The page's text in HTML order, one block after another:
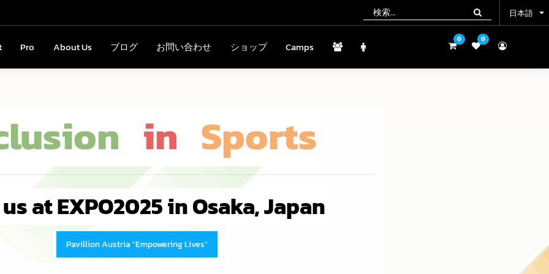
日本語
Pro About Us ブログ お問い合わせ ショップ Camps
0 0
日本語
Pro About Us ブログ お問い合わせ ショップ Camps
0 0
in Sports
at EXPO2025 in Osaka, Japan
Pavillion Austria "Empowering Lives"